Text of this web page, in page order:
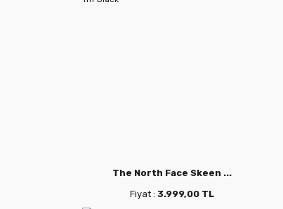
The North Face Skeen ...
Fiyat : 3.999,00 TL